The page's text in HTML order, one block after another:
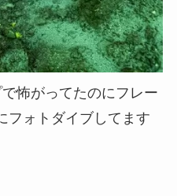
怖がってたのにフレー
フォトダイブしてます